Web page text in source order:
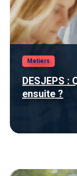
Metiers
DESJEPS :
ensuite ?